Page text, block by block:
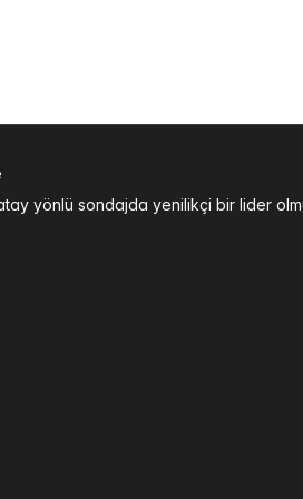
yönlü sondajda yenilikçi bir lider